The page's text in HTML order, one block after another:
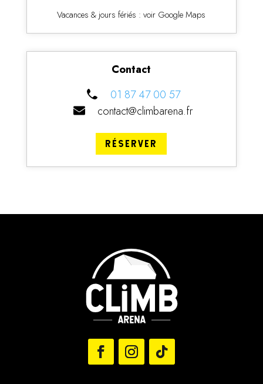
Vacances & jours fériés : voir Google Maps
Contact
01 87 47 00 57
contact@climbarena.fr
RÉSERVER